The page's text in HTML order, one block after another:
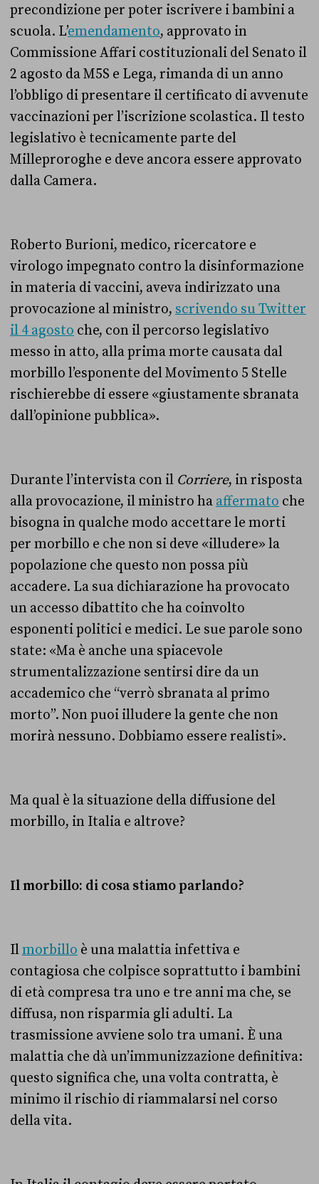
precondizione per poter iscrivere i bambini a
scuola. L’emendamento, approvato in
Commissione Affari costituzionali del Senato il
2 agosto da M5S e Lega, rimanda di un anno
l’obbligo di presentare il certificato di avvenute
vaccinazioni per l’iscrizione scolastica. Il testo
legislativo è tecnicamente parte del
Milleproroghe e deve ancora essere approvato
dalla Camera.
Roberto Burioni, medico, ricercatore e
virologo impegnato contro la disinformazione
in materia di vaccini, aveva indirizzato una
provocazione al ministro, scrivendo su Twitter
il 4 agosto che, con il percorso legislativo
messo in atto, alla prima morte causata dal
morbillo l’esponente del Movimento 5 Stelle
rischierebbe di essere «giustamente sbranata
dall’opinione pubblica».
Durante l’intervista con il Corriere, in risposta
alla provocazione, il ministro ha affermato che
bisogna in qualche modo accettare le morti
per morbillo e che non si deve «illudere» la
popolazione che questo non possa più
accadere. La sua dichiarazione ha provocato
un accesso dibattito che ha coinvolto
esponenti politici e medici. Le sue parole sono
state: «Ma è anche una spiacevole
strumentalizzazione sentirsi dire da un
accademico che “verrò sbranata al primo
morto”. Non puoi illudere la gente che non
morirà nessuno. Dobbiamo essere realisti».
Ma qual è la situazione della diffusione del
morbillo, in Italia e altrove?
Il morbillo: di cosa stiamo parlando?
Ilmorbillo è una malattia infettiva e
contagiosa che colpisce soprattutto i bambini
di età compresa tra uno e tre anni ma che, se
diffusa, non risparmia gli adulti. La
trasmissione avviene solo tra umani. È una
malattia che dà un’immunizzazione definitiva:
questo significa che, una volta contratta, è
minimo il rischio di riammalarsi nel corso
della vita.